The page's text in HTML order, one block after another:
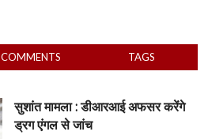
COMMENTS TAGS
सुशांत मामला : डीआरआई अफसर करेंगे
ड्रग एंगल से जांच